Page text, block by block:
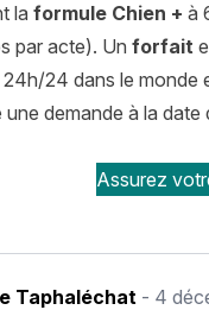
la formule Chien + à
par acte). Un forfait
24 dans le monde
demande à la date
Assurez
Taphaléchat - 4